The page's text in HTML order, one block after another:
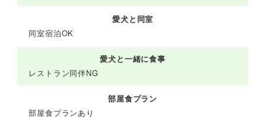
愛犬と同室
同室宿泊OK
愛犬と一緒に食事
レストラン同伴NG
部屋食プラン
部屋食プランあり